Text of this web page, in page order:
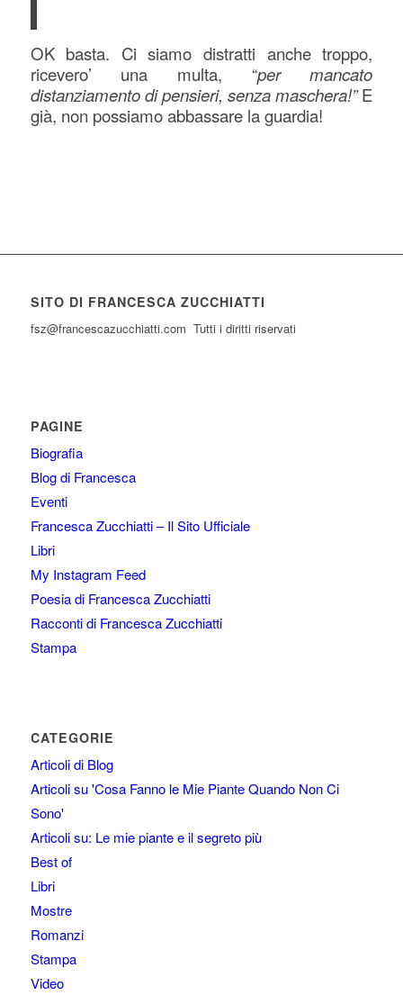
OK basta. Ci siamo distratti anche troppo,
ricevero’ una multa, “per mancato
distanziamento di pensieri, senza maschera!”E
già, non possiamo abbassare la guardia!
SITO DI FRANCESCA ZUCCHIATTI
fsz@francescazucchiatti.com Tutti i diritti riservati
PAGINE
Biografia
Blog di Francesca
Eventi
Francesca Zucchiatti – Il Sito Ufficiale
Libri
My Instagram Feed
Poesia di Francesca Zucchiatti
Racconti di Francesca Zucchiatti
Stampa
CATEGORIE
Articoli di Blog
Articoli su 'Cosa Fanno le Mie Piante Quando Non Ci
Sono'
Articoli su: Le mie piante e il segreto più
Best of
Libri
Mostre
Romanzi
Stampa
Video